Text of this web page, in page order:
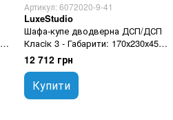
Артикул: 6072020-9-41
LuxeStudio
Шафа-купе дводверна ДСП/ДСП
Класiк 3 - Габарити: 170х230х45
(ШхВхГ)
12 712 грн
Купити